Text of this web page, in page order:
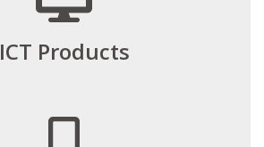
ICT Products